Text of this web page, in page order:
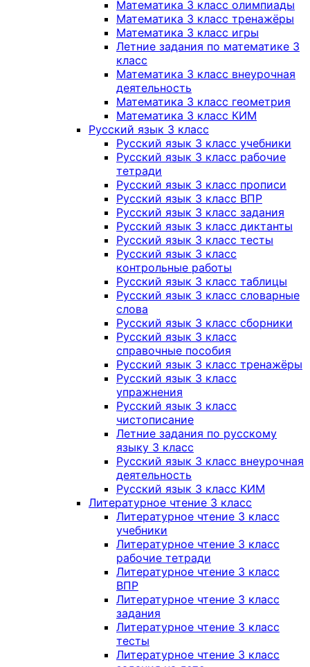
Математика 3 класс олимпиады
Математика 3 класс тренажёры
Математика 3 класс игры
Летние задания по математике 3
класс
Математика 3 класс внеурочная
деятельность
Математика 3 класс геометрия
Математика 3 класс КИМ
Русский язык 3 класс
Русский язык 3 класс учебники
Русский язык 3 класс рабочие
тетради
Русский язык 3 класс прописи
Русский язык 3 класс ВПР
Русский язык 3 класс задания
Русский язык 3 класс диктанты
Русский язык 3 класс тесты
Русский язык 3 класс
контрольные работы
Русский язык 3 класс таблицы
Русский язык 3 класс словарные
слова
Русский язык 3 класс сборники
Русский язык 3 класс
справочные пособия
Русский язык 3 класс тренажёры
Русский язык 3 класс
упражнения
Русский язык 3 класс
чистописание
Летние задания по русскому
языку 3 класс
Русский язык 3 класс внеурочная
деятельность
Русский язык 3 класс КИМ
Литературное чтение 3 класс
Литературное чтение 3 класс
учебники
Литературное чтение 3 класс
рабочие тетради
Литературное чтение 3 класс
ВПР
Литературное чтение 3 класс
задания
Литературное чтение 3 класс
тесты
Литературное чтение 3 класс